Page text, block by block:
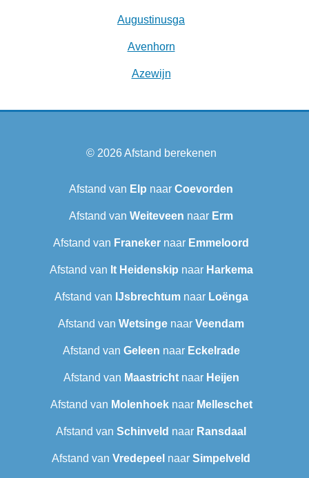
Augustinusga
Avenhorn
Azewijn
© 2026Afstand berekenen
Afstand van Elp naar Coevorden
Afstand van Weiteveen naar Erm
Afstand van Franeker naar Emmeloord
Afstand van It Heidenskip naar Harkema
Afstand van IJsbrechtumnaar Loënga
Afstand van Wetsinge naar Veendam
Afstand van Geleen naar Eckelrade
Afstand van Maastrichtnaar Heijen
Afstand van Molenhoeknaar Melleschet
Afstand van Schinveld naar Ransdaal
Afstand van Vredepeel naar Simpelveld